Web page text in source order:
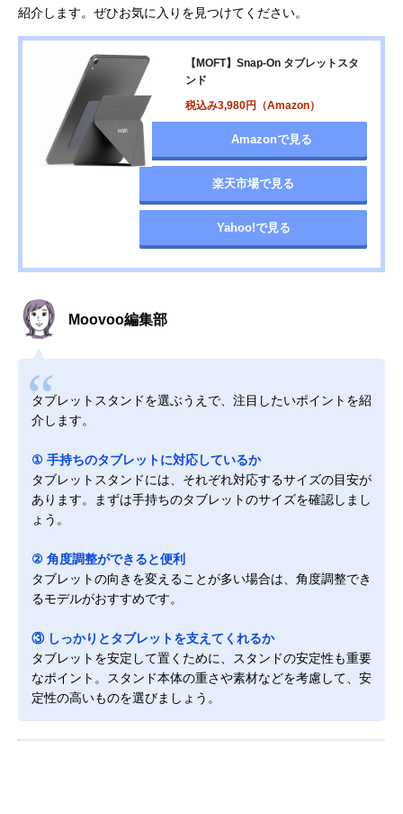
紹介します。ぜひお気に入りを見つけてください。
【MOFT】Snap-On タブレットスタ
ンド
税込み3,980円（Amazon）
Amazonで見る
楽天市場で見る
Yahoo!で見る
Moovoo編集部
タブレットスタンドを選ぶうえで、注目したいポイントを紹
介します。
① 手持ちのタブレットに対応しているか
タブレットスタンドには、それぞれ対応するサイズの目安が
あります。まずは手持ちのタブレットのサイズを確認しまし
ょう。
② 角度調整ができると便利
タブレットの向きを変えることが多い場合は、角度調整でき
るモデルがおすすめです。
③ しっかりとタブレットを支えてくれるか
タブレットを安定して置くために、スタンドの安定性も重要
なポイント。スタンド本体の重さや素材などを考慮して、安
定性の高いものを選びましょう。